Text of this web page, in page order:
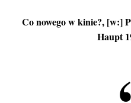
Co nowego w kinie?, [w:]
Haupt